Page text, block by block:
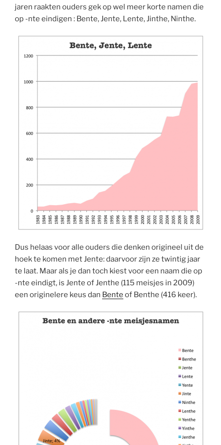
jaren raakten ouders gek op wel meer korte namen die
op -nte eindigen : Bente, Jente, Lente, Jinthe, Ninthe.
Dus helaas voor alle ouders die denken origineel uit de
hoek te komen met Jente: daarvoor zijn ze twintig jaar
te laat. Maar als je dan toch kiest voor een naam die op
-nte eindigt, is Jente of Jenthe (115 meisjes in 2009)
een originelere keus dan Bente of Benthe (416 keer).